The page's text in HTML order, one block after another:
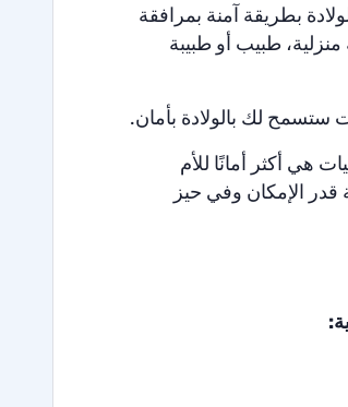
بطريقة آمنة بمرافقة
طبيب أو طبيبة
ستسمح لك بالولادة بأمان.
هي أكثر أمانًا للأم
قدر الإمكان وفي حيز